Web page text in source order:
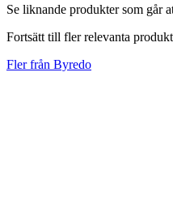
Se liknande produkter som går
Fortsätt till fler relevanta
Fler från Byredo